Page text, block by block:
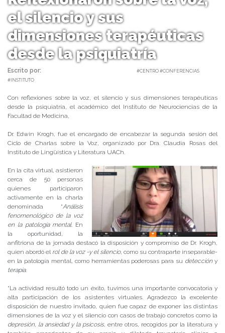
el silencio y sus
dimensiones terapéuticas
desde la psiquiatría
Escrito por:
#CENTRO #CONFERENCIAS
#INSTITUTO
Con reflexiones sobre la voz, el silencio y sus dimensiones terapéuticas
desde la psiquiatría, el académico del Instituto de Neurociencias de la
Facultad de Medicina,
Dr. Edwin Krogh, fue el encargado de encabezar la segunda sesión del
Ciclo de Charlas sobre la Voz, organizado por Dra. Claudia Rosas del
Instituto de Lingüística y Literatura UACh.
En la cita virtual, asistieron
cerca de 50 personas
quienes participaron
activamente en la charla
denominada “Análisis
fenomenológico de la voz
en la patología mental. En
la oportunidad, la
anfitriona de la jornada destacó la disposición y compromiso de Dr. Krogh,
quien abordó el rol de la voz -y el silencio, como su contraparte inseparable-
en la patología mental, como herramientas poderosas para su detección y
terapia.
“La actividad resultó todo un éxito, tuvimos una importante convocatoria y
alta participación de los asistentes virtuales. Agradezco la excelente
disposición de nuestro invitado, quien fue capaz de exponer las distintas
dimensiones de la voz y el silencio con casos de trabajo concretos como la
depresión, la ansiedad y la psicosis, entre otros, recogidos por la literatura y